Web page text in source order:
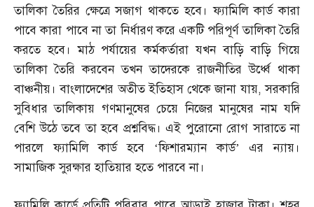
তালিকা তৈরির ক্ষেত্রে সজাগ থাকতে হবে। ফ্যামিলি কার্ড কারা
পাবে কারা পাবে না তা নির্ধারণ করে একটি পরিপূর্ণ তালিকা তৈরি
করতে হবে। মাঠ পর্যায়ের কর্মকর্তারা যখন বাড়ি বাড়ি গিয়ে
তালিকা তৈরি করবেন তখন তাদেরকে রাজনীতির উর্ধ্বে থাকা
বাঞ্চনীয়। বাংলাদেশের অতীত ইতিহাস থেকে জানা যায়,সরকারি
সুবিধার তালিকায় গণমানুষের চেয়ে নিজের মানুষের নাম যদি
বেশি উঠে তবে তা হবে প্রশ্নবিদ্ধ। এই পুরোনো রোগ সারাতে না
পারলে ফ্যামিলি কার্ড হবে ‘ফিশারম্যান কার্ড’ এর ন্যায়।
সামাজিক সুরক্ষার হাতিয়ার হতে পারবে না।